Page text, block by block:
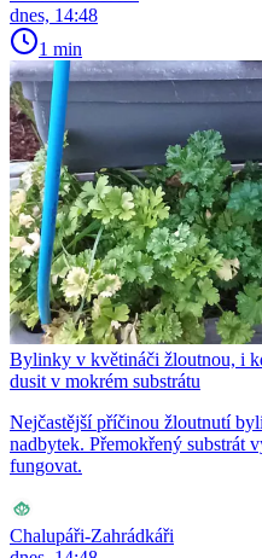
dnes, 14:48
1 min
Bylinky v květináči žloutnou, i
dusit v mokrém substrátu
Nejčastější příčinou žloutnutí
nadbytek. Přemokřený substrát
fungovat.
Chalupáři-Zahrádkáři